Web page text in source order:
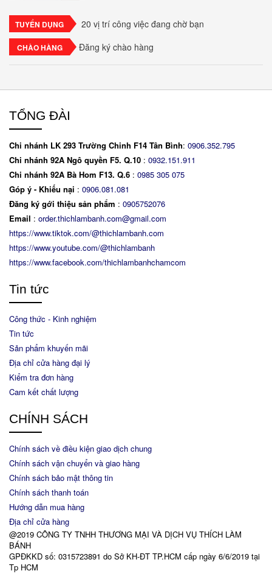
TUYỂN DỤNG 20 vị trí công việc đang chờ bạn
CHÀO HÀNG Đăng ký chào hàng
TỔNG ĐÀI
Chi nhánh LK 293 Trường Chinh F14 Tân Bình: 0906.352.795
Chi nhánh 92A Ngô quyền F5. Q.10 : 0932.151.911
Chi nhánh 92A Bà Hom F13. Q.6 : 0985 305 075
Góp ý - Khiếu nại : 0906.081.081
Đăng ký gới thiệu sản phẩm : 0905752076
Email : order.thichlambanh.com@gmail.com
https://www.tiktok.com/@thichlambanh.com
https://www.youtube.com/@thichlambanh
https://www.facebook.com/thichlambanhchamcom
Tin tức
Công thức - Kinh nghiệm
Tin tức
Sản phẩm khuyến mãi
Địa chỉ cửa hàng đại lý
Kiểm tra đơn hàng
Cam kết chất lượng
CHÍNH SÁCH
Chính sách về điều kiện giao dịch chung
Chính sách vận chuyển và giao hàng
Chính sách bảo mật thông tin
Chính sách thanh toán
Hướng dẫn mua hàng
Địa chỉ cửa hàng
@2019 CÔNG TY TNHH THƯƠNG MẠI VÀ DỊCH VỤ THÍCH LÀM
BÁNH
GPĐKKD số: 0315723891 do Sở KH-ĐT TP.HCM cấp ngày 6/6/2019 tại
Tp HCM